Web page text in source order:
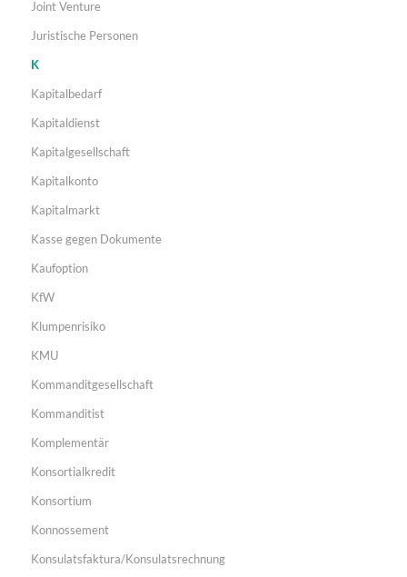
Joint Venture
Juristische Personen
K
Kapitalbedarf
Kapitaldienst
Kapitalgesellschaft
Kapitalkonto
Kapitalmarkt
Kasse gegen Dokumente
Kaufoption
KfW
Klumpenrisiko
KMU
Kommanditgesellschaft
Kommanditist
Komplementär
Konsortialkredit
Konsortium
Konnossement
Konsulatsfaktura/Konsulatsrechnung